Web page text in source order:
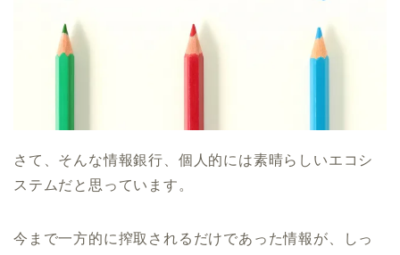
さて、そんな情報銀行、個人的には素晴らしいエコシ
ステムだと思っています。
今まで一方的に搾取されるだけであった情報が、しっ